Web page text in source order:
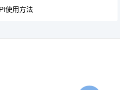
使用方法